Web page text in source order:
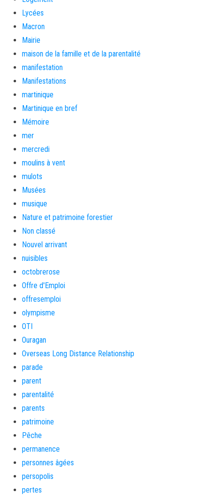
Lycées
Macron
Mairie
maison de la famille et de la parentalité
manifestation
Manifestations
martinique
Martinique en bref
Mémoire
mer
mercredi
moulins à vent
mulots
Musées
musique
Nature et patrimoine forestier
Non classé
Nouvel arrivant
nuisibles
octobrerose
Offre d'Emploi
offresemploi
olympisme
OTI
Ouragan
Overseas Long Distance Relationship
parade
parent
parentalité
parents
patrimoine
Pêche
permanence
personnes âgées
persopolis
pertes